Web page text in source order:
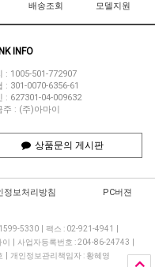
배송조회 모델지원
INFO
: 1005-501-772907
: 301-0070-6356-61
: 627301-04-009632
주 : (주)아마이
상품문의 게시판
정보처리방침 PC버젼
5330 팩스 : 02-921-4941
사업자등록번호 : 204-86-24743
개인정보관리책임자 : 황혜영